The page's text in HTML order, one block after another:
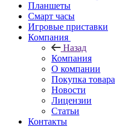
Планшеты
Смарт часы
Игровые приставки
Компания
Назад
Компания
О компании
Покупка товара
Новости
Лицензии
Статьи
Контакты